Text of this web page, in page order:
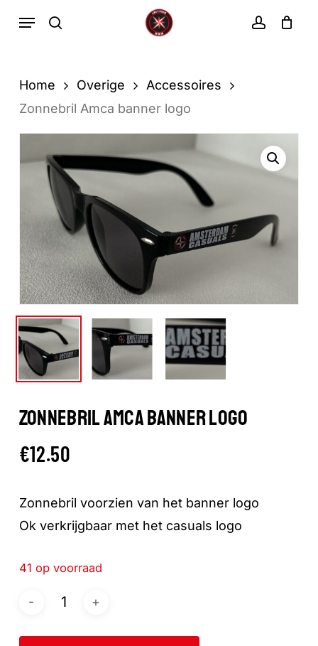
hoofdinhoud
zoekopdracht
Menu
Winkelwagen
Home Overige
Accessoires
Zonnebril Amca banner logo
ZONNEBRIL AMCA BANNER LOGO
€12.50
Zonnebril voorzien van het banner logo
Ok verkrijgbaar met het casuals logo
41 op voorraad